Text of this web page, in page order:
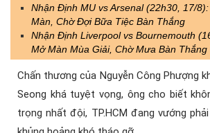
Nhận Định MU vs Arsenal (22h30, 17/
Màn, Chờ Đợi Bữa Tiệc Bàn Thắng
Nhận Định Liverpool vs Bournemouth
Mở Màn Mùa Giải, Chờ Mưa Bàn Thắng
Chấn thương của Nguyễn Công Phượng
Seong khá tuyệt vọng, ông cho biết
trọng nhất đội, TP.HCM đang vướng